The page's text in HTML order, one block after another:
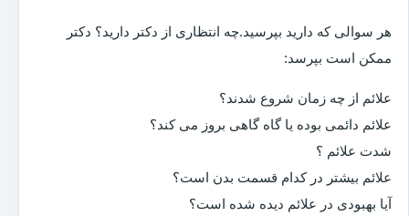
هر سوالی که دارید بپرسید.چه انتظاری از دکتر دارید؟ دکتر
ممکن است بپرسد:
علائم از چه زمان شروع شدند؟
علائم دائمی بوده یا گاه گاهی بروز می کند؟
شدت علائم ؟
علائم بیشتر در کدام قسمت بدن است؟
آیا بهبودی در علائم دیده شده است؟